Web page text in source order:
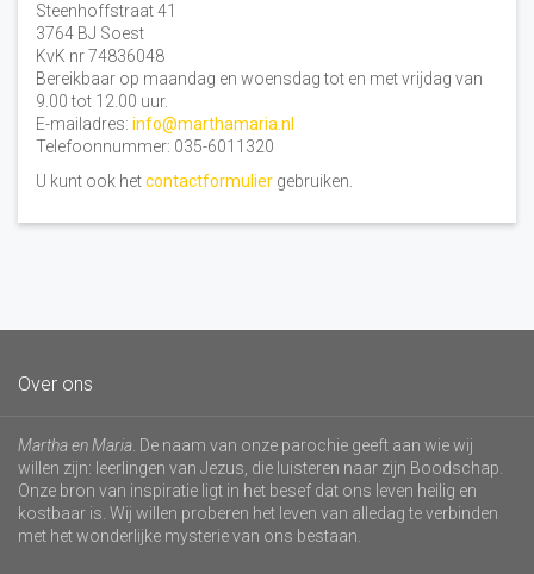
Steenhoffstraat 41
3764 BJ Soest
KvK nr 74836048
Bereikbaar op maandag en woensdag tot en met vrijdag van
9.00 tot 12.00 uur.
E-mailadres: info@marthamaria.nl
Telefoonnummer: 035-6011320
U kunt ook hetcontactformulier gebruiken.
Over ons
Martha en Maria . De naam van onze parochie geeft aan wie wij
willen zijn: leerlingen van Jezus, die luisteren naar zijn Boodschap.
Onze bron van inspiratie ligt in het besef dat ons leven heilig en
kostbaar is. Wij willen proberen het leven van alledag te verbinden
met het wonderlijke mysterie van ons bestaan.